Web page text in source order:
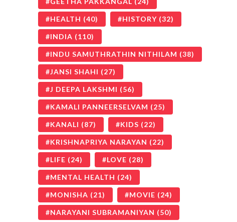
HEALTH (40) HISTORY (32)
INDIA (110)
INDU SAMUTHRATHIN NITHILAM (38)
JANSI SHAHI (27)
J DEEPA LAKSHMI (56)
KAMALI PANNEERSELVAM (25)
KANALI (87) KIDS (22)
KRISHNAPRIYA NARAYAN (22)
LIFE (24) LOVE (28)
MENTAL HEALTH (24)
MONISHA (21) MOVIE (24)
NARAYANI SUBRAMANIYAN (50)